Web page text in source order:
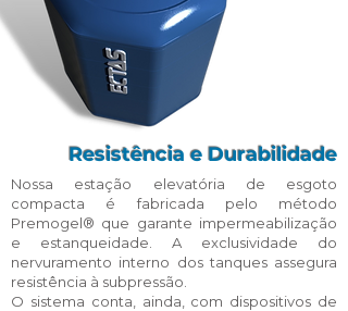
Resistência e Durabilidade
Nossa estação elevatória de esgoto
compacta é fabricada pelo método
Premogel® que garante impermeabilização
e estanqueidade. A exclusividade do
nervuramento interno dos tanques assegura
resistência à subpressão.
O sistema conta, ainda, com dispositivos de